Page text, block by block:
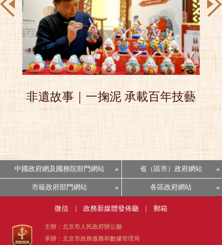
非遺故事｜一掬泥 承載百年技藝
中國政府網及國務院部門網站 省（區市）政府網站
市級政府部門網站 各區政府網站
微信 政務新媒體發佈廳 郵箱
主辦：北京市人民政府辦公廳
承辦：北京市政務服務和數據管理局